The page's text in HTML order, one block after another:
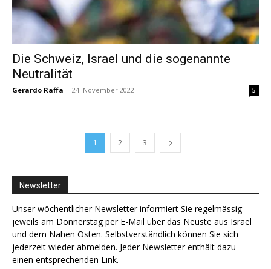
Die Schweiz, Israel und die sogenannte
Neutralität
Gerardo Raffa - 24. November 2022 5
1 2 3
Newsletter
Unser wöchentlicher Newsletter informiert Sie regelmässig
jeweils am Donnerstag per E-Mail über das Neuste aus Israel
und dem Nahen Osten. Selbstverständlich können Sie sich
jederzeit wieder abmelden. Jeder Newsletter enthält dazu
einen entsprechenden Link.